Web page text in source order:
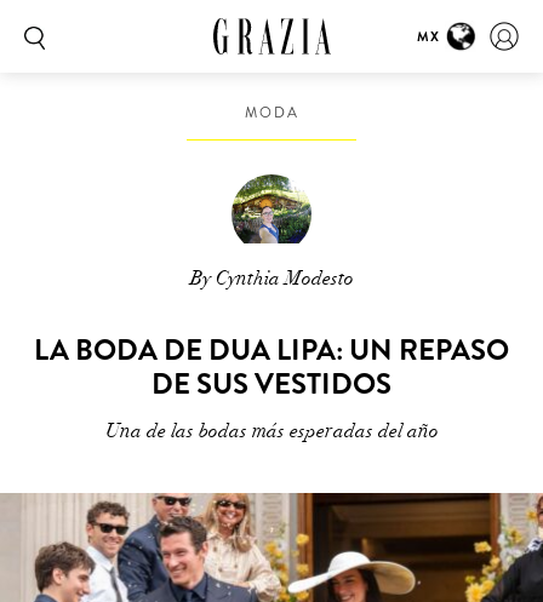
MX
MODA
By Cynthia Modesto
LA BODA DE DUA LIPA: UN REPASO
DE SUS VESTIDOS
Una de las bodas más esperadas del año